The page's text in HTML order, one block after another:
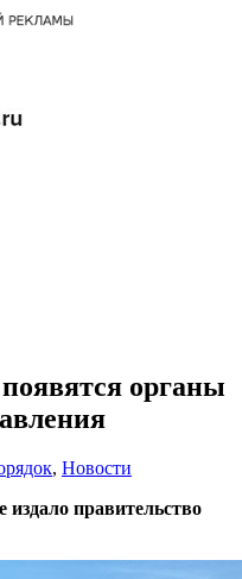
органы
, Новости
издало правительство